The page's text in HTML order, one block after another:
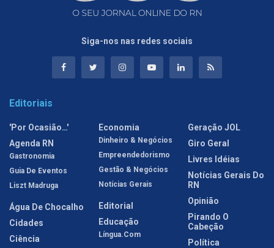
Siga-nos nas redes sociais
Editoriais
'Por Ocasião…'
Agenda RN
Gastronomia
Guia De Eventos
Liszt Madruga
Água De Chocalho
Cidades
Ciência
Economia
Dinheiro & Negócios
Empreendedorismo
Gestão & Negócios
Notícias Gerais
Editorial
Educação
Língua.com
Geração JOL
Giro Geral
Livres Idéias
Notícias Gerais Do
RN
Opinião
Pirando O
Cabeção
Política